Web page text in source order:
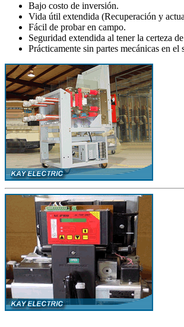
Bajo costo de inversión.
Vida útil extendida (Recuperación y
Fácil de probar en campo.
Seguridad extendida al tener la certeza
Prácticamente sin partes mecánicas en el